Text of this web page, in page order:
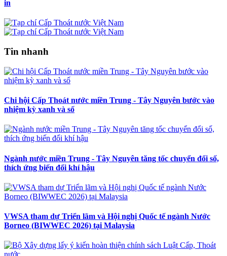
in
Tin nhanh
Chi hội Cấp Thoát nước miền Trung - Tây Nguyên bước vào
nhiệm kỳ xanh và số
Ngành nước miền Trung - Tây Nguyên tăng tốc chuyển đổi số,
thích ứng biến đổi khí hậu
VWSA tham dự Triển lãm và Hội nghị Quốc tế ngành Nước
Borneo (BIWWEC 2026) tại Malaysia